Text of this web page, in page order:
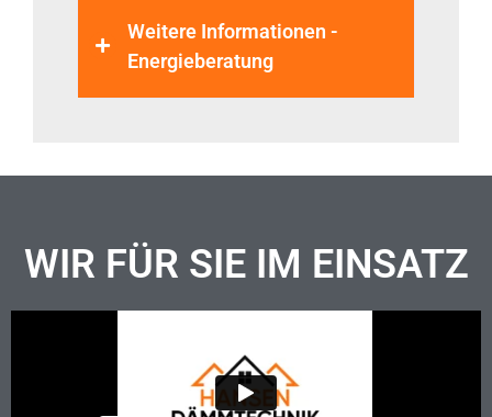
Weitere Informationen -
Energieberatung
WIR FÜR SIE IM EINSATZ